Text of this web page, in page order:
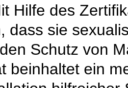
Hilfe des
dass sie
Schutz von
beinhaltet ein